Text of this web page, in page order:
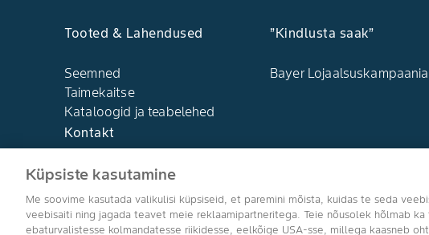
Tooted & Lahendused
Seemned
Taimekaitse
Kataloogid ja teabelehed
”Kindlusta saak”
Bayer Lojaalsuskampaania
Kontakt
Küpsiste kasutamine
Me soovime kasutada valikulisi küpsiseid, et paremini mõista, kuidas te seda
veebisaiti ning jagada teavet meie reklaamipartneritega. Teie nõusolek hõlmab
ebaturvalistesse kolmandatesse riikidesse, eelkõige USA-sse, millega kaasneb